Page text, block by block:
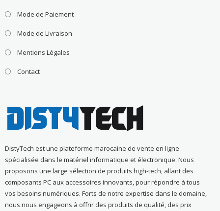
Mode de Paiement
Mode de Livraison
Mentions Légales
Contact
DistyTech est une plateforme marocaine de vente en ligne
spécialisée dans le matériel informatique et électronique. Nous
proposons une large sélection de produits high-tech, allant des
composants PC aux accessoires innovants, pour répondre à tous
vos besoins numériques. Forts de notre expertise dans le domaine,
nous nous engageons à offrir des produits de qualité, des prix